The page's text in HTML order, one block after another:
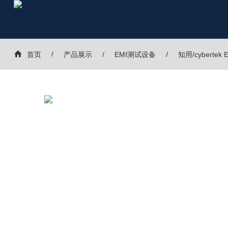
首页 产品展示 EMI测试设备 知用/cybertek